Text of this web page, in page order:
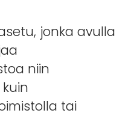
jonka avulla
niin
tai